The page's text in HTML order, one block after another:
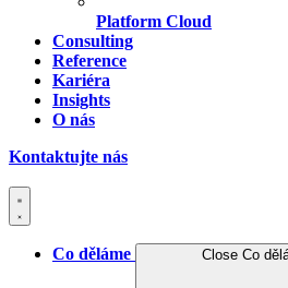
Platform Cloud
Consulting
Reference
Kariéra
Insights
O nás
Kontaktujte nás
Co děláme Close Co